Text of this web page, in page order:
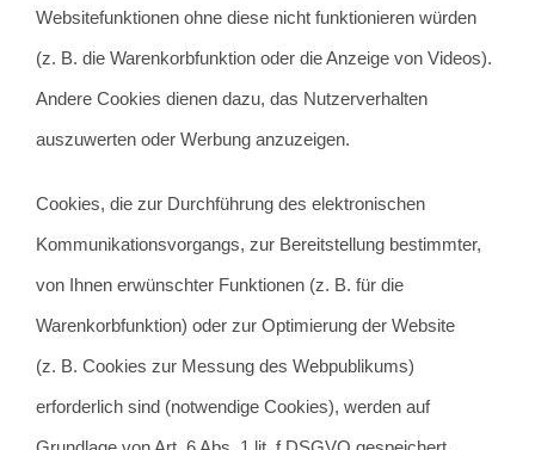
Websitefunktionen ohne diese nicht funktionieren würden
(z. B. die Warenkorbfunktion oder die Anzeige von Videos).
Andere Cookies dienen dazu, das Nutzerverhalten
auszuwerten oder Werbung anzuzeigen.
Cookies, die zur Durchführung des elektronischen
Kommunikationsvorgangs, zur Bereitstellung bestimmter,
von Ihnen erwünschter Funktionen (z. B. für die
Warenkorbfunktion) oder zur Optimierung der Website
(z. B. Cookies zur Messung des Webpublikums)
erforderlich sind (notwendige Cookies), werden auf